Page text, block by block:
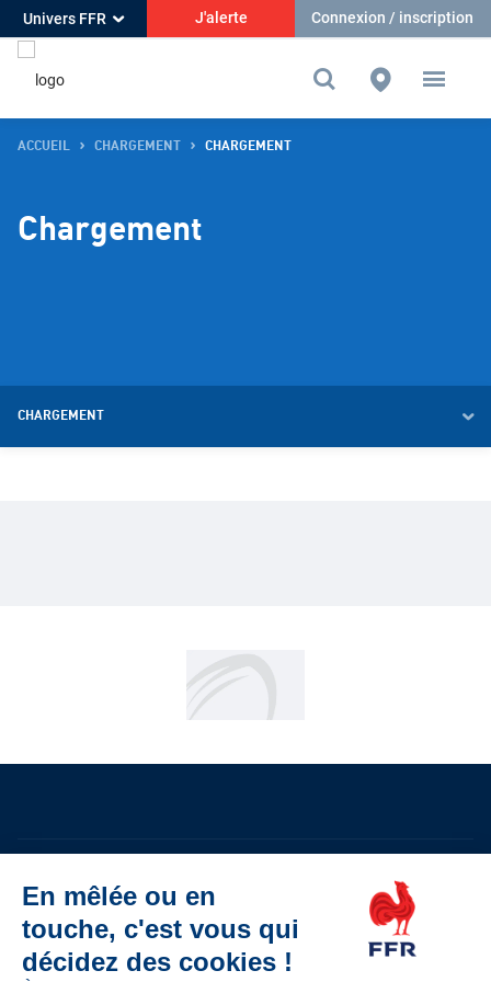
Univers FFR J'alerte Connexion / inscription
ACCUEIL CHARGEMENT CHARGEMENT
Chargement
CHARGEMENT